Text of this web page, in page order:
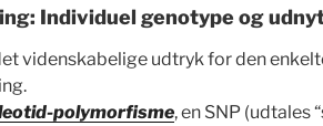
Individuel genotype og
videnskabelige udtryk for den
polymorfisme, en SNP (udtales